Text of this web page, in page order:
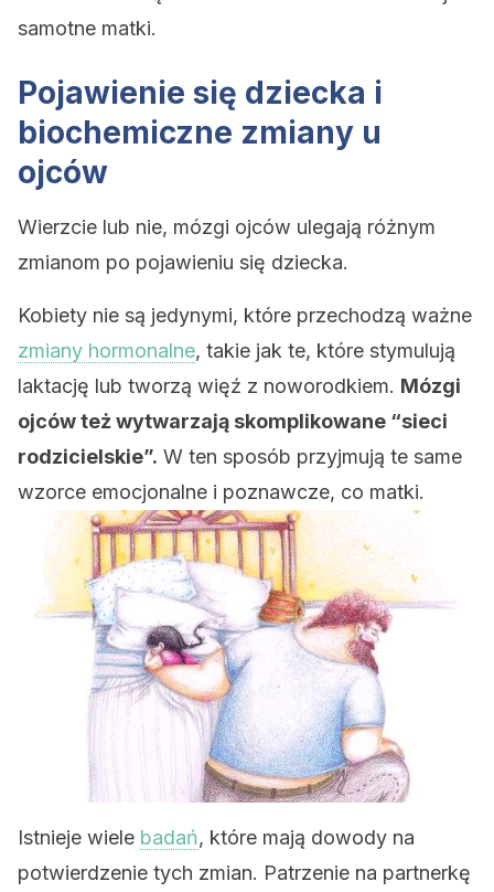
samotne matki.
Pojawienie się dziecka i
biochemiczne zmiany u
ojców
Wierzcie lub nie, mózgi ojców ulegają różnym
zmianom po pojawieniu się dziecka.
Kobiety nie są jedynymi, które przechodzą ważne
zmiany hormonalne, takie jak te, które stymulują
laktację lub tworzą więź z noworodkiem. Mózgi
ojców też wytwarzają skomplikowane “sieci
rodzicielskie”. W ten sposób przyjmują te same
wzorce emocjonalne i poznawcze, co matki.
Istnieje wiele badań, które mają dowody na
potwierdzenie tych zmian. Patrzenie na partnerkę